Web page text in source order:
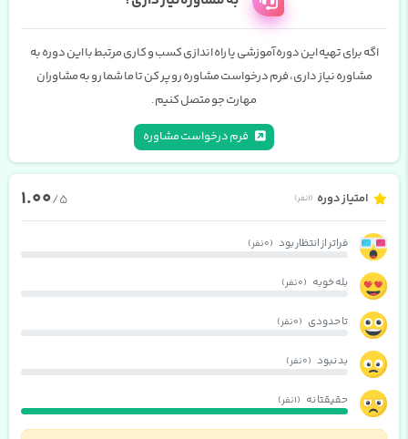
اگه برای تهیه این دوره آموزشی یا راه اندازی کسب و کاری مرتبط با این دوره به
مشاوره نیاز داری، فرم درخواست مشاوره رو پر کن تا ما شما رو به مشاوران
مهارت جو متصل کنیم.
فرم درخواست مشاوره
امتیاز دوره (1 نفر) 1.00/5
فراتر از انتظار بود (0 نفر)
بله خوبه (0 نفر)
تا حدودی (0 نفر)
بد نبود (0 نفر)
حقیقتا نه (1 نفر)